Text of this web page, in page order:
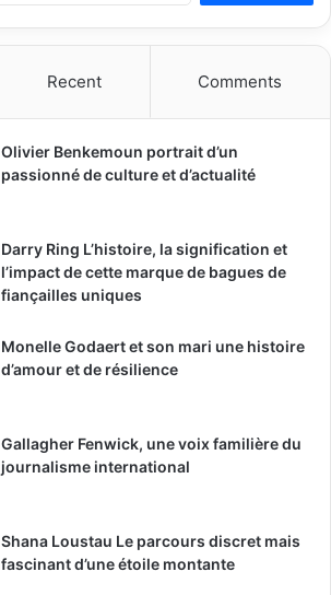
Recent Comments
Olivier Benkemoun portrait d’un
passionné de culture et d’actualité
Darry Ring L’histoire, la signification et
l’impact de cette marque de bagues de
fiançailles uniques
Monelle Godaert et son mari une histoire
d’amour et de résilience
Gallagher Fenwick, une voix familière du
journalisme international
Shana Loustau Le parcours discret mais
fascinant d’une étoile montante